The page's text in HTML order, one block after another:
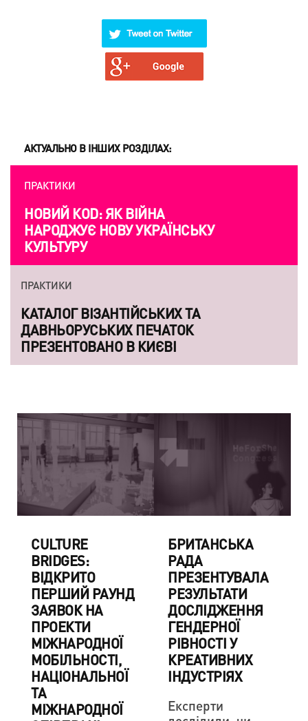
АКТУАЛЬНО В ІНШИХ РОЗДІЛАХ:
ПРАКТИКИ
НОВИЙ КОD: ЯК ВІЙНА
НАРОДЖУЄ НОВУ УКРАЇНСЬКУ
КУЛЬТУРУ
ПРАКТИКИ
КАТАЛОГ ВІЗАНТІЙСЬКИХ ТА
ДАВНЬОРУСЬКИХ ПЕЧАТОК
ПРЕЗЕНТОВАНО В КИЄВІ
CULTURE
BRIDGES:
ВІДКРИТО
ПЕРШИЙ РАУНД
ЗАЯВОК НА
ПРОЕКТИ
МІЖНАРОДНОЇ
МОБІЛЬНОСТІ,
НАЦІОНАЛЬНОЇ
ТА
МІЖНАРОДНОЇ
БРИТАНСЬКА
РАДА
ПРЕЗЕНТУВАЛА
РЕЗУЛЬТАТИ
ДОСЛІДЖЕННЯ
ГЕНДЕРНОЇ
РІВНОСТІ У
КРЕАТИВНИХ
ІНДУСТРІЯХ
Експерти